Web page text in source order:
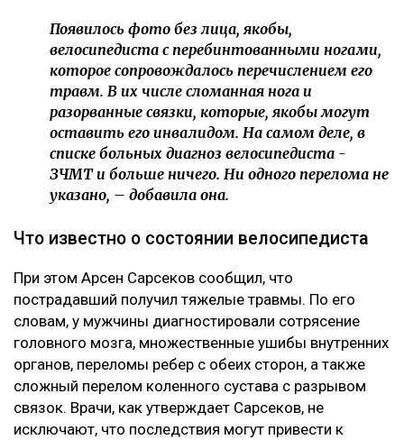
Появилось фото без лица, якобы,
велосипедиста с перебинтованными ногами,
которое сопровождалось перечислением его
травм. В их числе сломанная нога и
разорванные связки, которые, якобы могут
оставить его инвалидом. На самом деле, в
списке больных диагноз велосипедиста -
ЗЧМТ и больше ничего. Ни одного перелома не
указано, – добавила она.
Что известно о состоянии велосипедиста
При этом Арсен Сарсеков сообщил, что
пострадавший получил тяжелые травмы. По его
словам, у мужчины диагностировали сотрясение
головного мозга, множественные ушибы внутренних
органов, переломы ребер с обеих сторон, а также
сложный перелом коленного сустава с разрывом
связок. Врачи, как утверждает Сарсеков, не
исключают, что последствия могут привести к